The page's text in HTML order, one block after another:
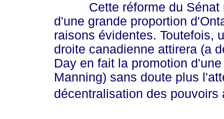
Cette réforme du Sénat
d'une grande proportion
raisons évidentes. Toutefois,
droite canadienne attirera (a
Day en fait la promotion
Manning) sans doute plus
décentralisation des